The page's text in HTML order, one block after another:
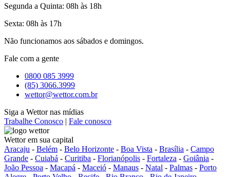
Segunda a Quinta: 08h às 18h
Sexta: 08h às 17h
Não funcionamos aos sábados e domingos.
Fale com a gente
0800 085 3999
(85) 3066.3999
wettor@wettor.com.br
Siga a Wettor nas mídias
Trabalhe Conosco | Fale conosco
Wettor em sua capital
Aracaju - Belém - Belo Horizonte - Boa Vista - Brasília - Campo
Grande - Cuiabá - Curitiba - Florianópolis - Fortaleza - Goiânia -
João Pessoa - Macapá - Maceió - Manaus - Natal - Palmas - Porto